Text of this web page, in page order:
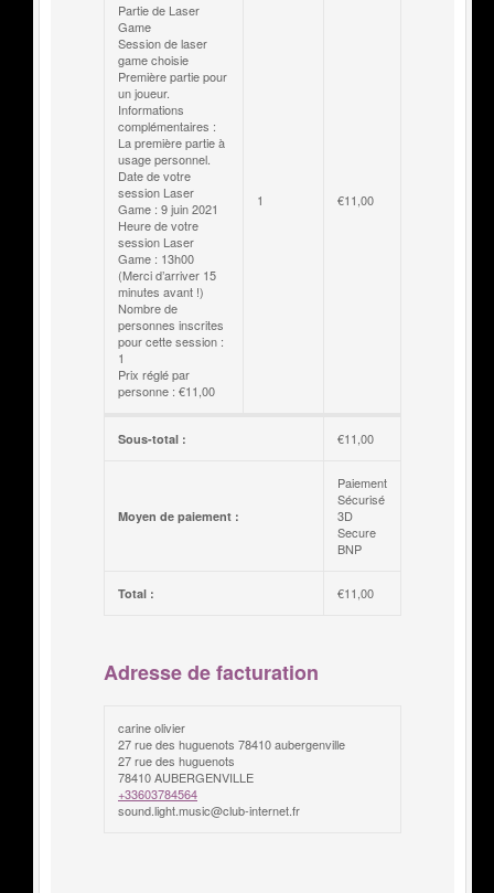
Partie de Laser
Game
Session de laser
game choisie
Première partie pour
un joueur.
Informations
complémentaires :
La première partie à
usage personnel.
Date de votre
session Laser
Game : 9 juin 2021
Heure de votre
session Laser
Game : 13h00
(Merci d’arriver 15
minutes avant !)
Nombre de
personnes inscrites
pour cette session :
1
Prix réglé par
personne : €11,00
1 €11,00
Sous-total : €11,00
Moyen de paiement :
Paiement
Sécurisé
3D
Secure
BNP
Total : €11,00
Adresse de facturation
carine olivier
27 rue des huguenots 78410 aubergenville
27 rue des huguenots
78410 AUBERGENVILLE
+33603784564
sound.light.music@club-internet.fr